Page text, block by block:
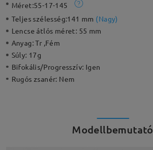
Méret:55-17-145
Teljes szélesség:141 mm (Nagy)
Lencse átlós méret: 55 mm
Anyag:Tr ,Fém
Súly: 17g
Bifokális/Progresszív: Igen
Rugós zsanér: Nem
Modellbemutató